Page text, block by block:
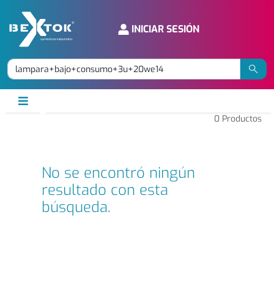
INICIAR SESIÓN
0 Productos
No se encontró ningún
resultado con esta
búsqueda.